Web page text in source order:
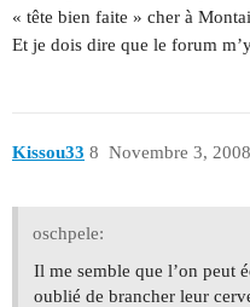
« tête bien faite » cher à
Et je dois dire que le forum
Kissou33 Novembre 3,
8
oschpele:
Il me semble que l’on peut
oublié de brancher leur